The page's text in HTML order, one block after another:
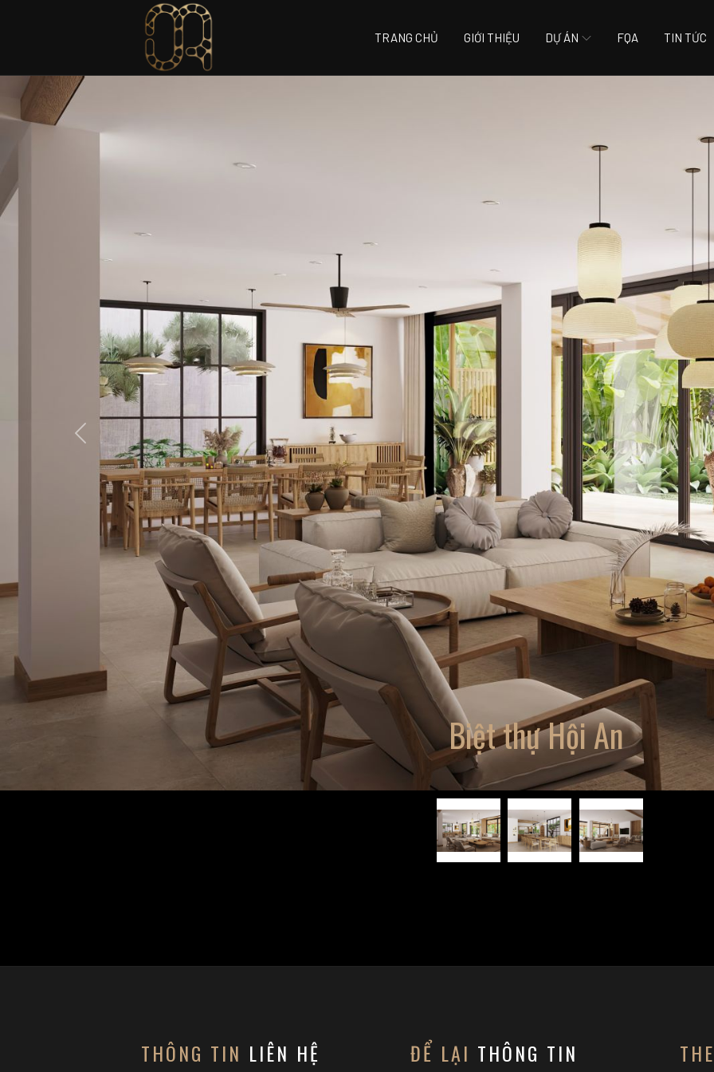
TRANG CHỦ GIỚI THIỆU DỰ ÁN FQA TIN TỨC
Biệt thự Hội An
Previous
THÔNG TIN LIÊN HỆ ĐỂ LẠI THÔNG TIN